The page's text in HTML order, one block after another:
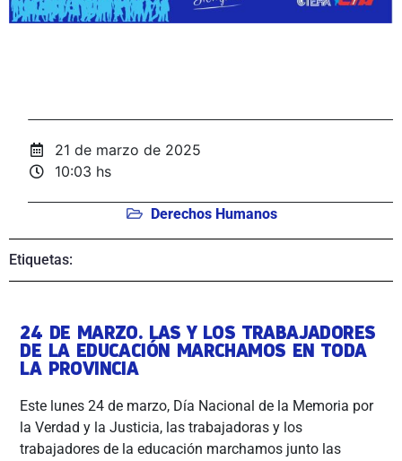
21 de marzo de 2025
10:03 hs
Derechos Humanos
Etiquetas:
24 DE MARZO. LAS Y LOS TRABAJADORES
DE LA EDUCACIÓN MARCHAMOS EN TODA
LA PROVINCIA
Este lunes 24 de marzo, Día Nacional de la Memoria por
la Verdad y la Justicia, las trabajadoras y los
trabajadores de la educación marchamos junto las